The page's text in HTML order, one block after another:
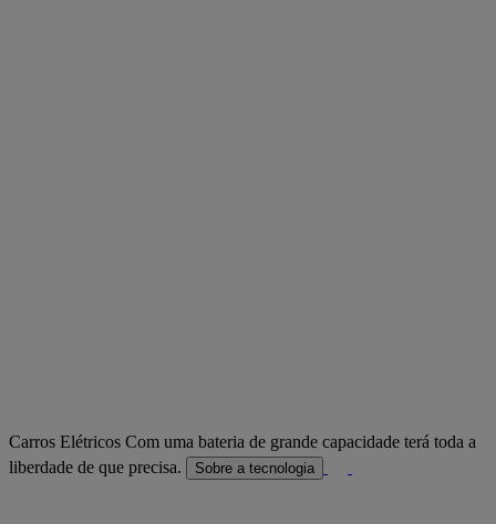
Carros Elétricos Com uma bateria de grande capacidade terá toda a
liberdade de que precisa.
Sobre a tecnologia